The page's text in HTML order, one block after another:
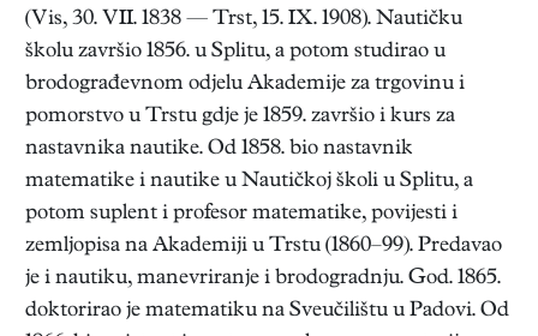
(Vis, 30. VII. 1838 — Trst, 15. IX. 1908). Nautičku
školu završio 1856. u Splitu, a potom studirao u
brodograđevnom odjelu Akademije za trgovinu i
pomorstvo u Trstu gdje je 1859. završio i kurs za
nastavnika nautike. Od 1858. bio nastavnik
matematike i nautike u Nautičkoj školi u Splitu, a
potom suplent i profesor matematike, povijesti i
zemljopisa na Akademiji u Trstu (1860–99). Predavao
je i nautiku, manevriranje i brodogradnju. God. 1865.
doktorirao je matematiku na Sveučilištu u Padovi. Od